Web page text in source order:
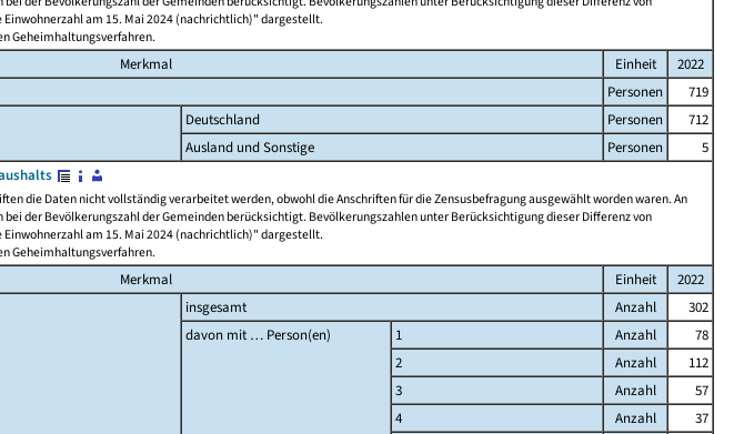
am 15. Mai 2024 (nachrichtlich)" dargestellt.
Geheimhaltungsverfahren.
Merkmal Einheit
2022
Personen
719
Deutschland Personen
712
Ausland und Sonstige
Personen
5
die Daten nicht vollständig verarbeitet werden, obwohl die Anschriften für die Zensusbefragung ausgewählt worden waren. An
der Bevölkerungszahl der Gemeinden berücksichtigt. Bevölkerungszahlen unter Berücksichtigung dieser Differenz von
am 15. Mai 2024 (nachrichtlich)" dargestellt.
Geheimhaltungsverfahren.
Merkmal Einheit
2022
insgesamt Anzahl
302
davon mit … Person(en)
1 Anzahl
78
2
Anzahl
112
3
Anzahl
57
4
Anzahl
37